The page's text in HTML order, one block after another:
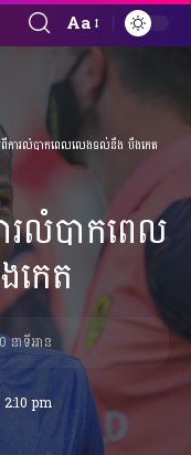
Font
Resizer
Aa
ារលំបាកពេលលេងទល់នឹង បឹងកេត
លំបាកពេល
េត
pm
0 នាទីអាន